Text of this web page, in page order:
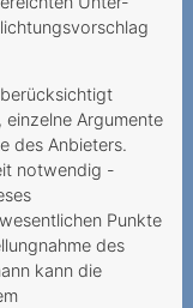
Argumente
des Anbieters.
notwendig -
Punkte
des
kann die
résiliation
bei